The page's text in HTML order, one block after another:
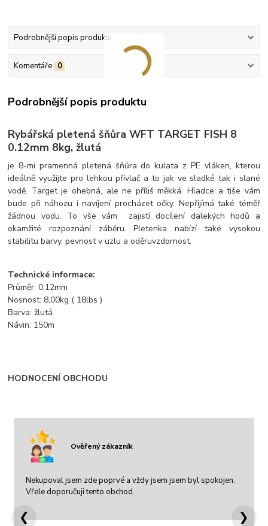
Podrobnější popis produktu
Komentáře 0
Podrobnější popis produktu
Rybářská pletená šňůra WFT TARGET FISH 8
0.12mm 8kg, žlutá
je 8-mi pramenná pletená šňůra do kulata z PE vláken, kterou
ideálně využijte pro lehkou přívlač a to jak ve sladké tak i slané
vodě. Target je ohebná, ale ne příliš měkká. Hladce a tiše vám
bude při náhozu i navíjení procházet očky. Nepřijímá také téměř
žádnou vodu. To vše vám zajistí docílení dalekých hodů a
okamžité rozpoznání záběru. Pletenka nabízí také vysokou
stabilitu barvy, pevnost v uzlu a oděruvzdornost.
Technické informace:
Průměr: 0,12mm
Nosnost: 8,00kg ( 18lbs )
Barva: žlutá
Návin: 150m
HODNOCENÍ OBCHODU
Ověřený zákazník
Nekupoval jsem zde poprvé a vždy jsem jsem byl spokojen.
Vřele doporučuji tento obchod.
❮ ❯